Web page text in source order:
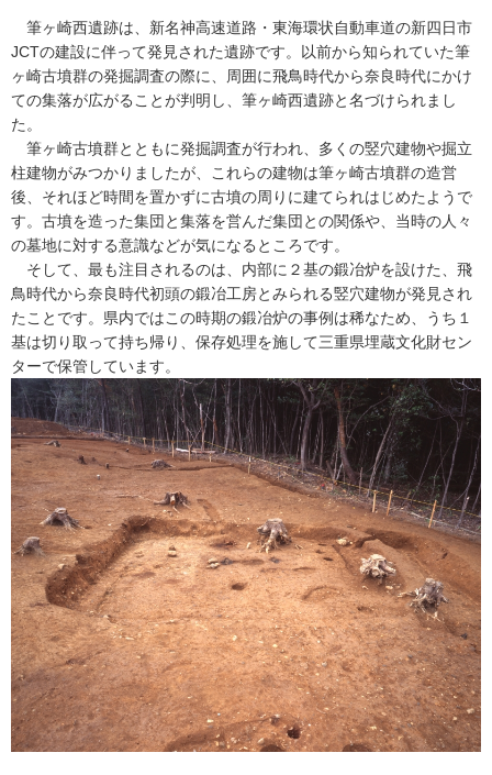
筆ヶ崎西遺跡は、新名神高速道路・東海環状自動車道の新四日市
JCTの建設に伴って発見された遺跡です。以前から知られていた筆
ヶ崎古墳群の発掘調査の際に、周囲に飛鳥時代から奈良時代にかけ
ての集落が広がることが判明し、筆ヶ崎西遺跡と名づけられまし
た。
筆ヶ崎古墳群とともに発掘調査が行われ、多くの竪穴建物や掘立
柱建物がみつかりましたが、これらの建物は筆ヶ崎古墳群の造営
後、それほど時間を置かずに古墳の周りに建てられはじめたようで
す。古墳を造った集団と集落を営んだ集団との関係や、当時の人々
の墓地に対する意識などが気になるところです。
そして、最も注目されるのは、内部に２基の鍛冶炉を設けた、飛
鳥時代から奈良時代初頭の鍛冶工房とみられる竪穴建物が発見され
たことです。県内ではこの時期の鍛冶炉の事例は稀なため、うち１
基は切り取って持ち帰り、保存処理を施して三重県埋蔵文化財セン
ターで保管しています。